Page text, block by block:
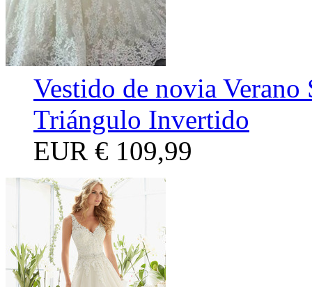
Vestido de novia
Triángulo Invertido
EUR € 109,99